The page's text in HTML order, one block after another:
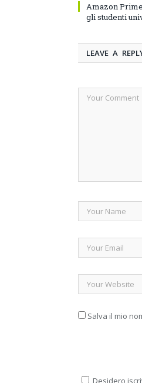
Amazon
gli studenti
LEAVE A
Salva il mio
Desidero